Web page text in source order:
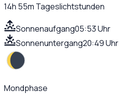
14h 55m Tageslichtstunden
Sonnenaufgang05:53 Uhr
Sonnenuntergang20:49 Uhr
Mondphase